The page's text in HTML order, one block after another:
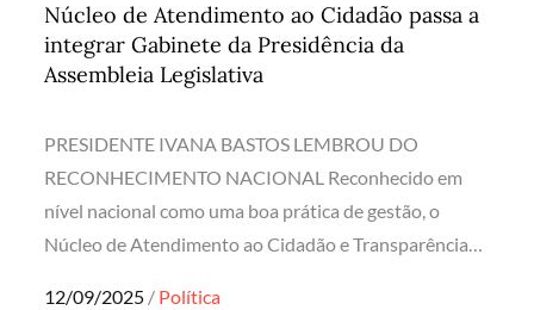
Núcleo de Atendimento ao Cidadão passa a
integrar Gabinete da Presidência da
Assembleia Legislativa
PRESIDENTE IVANA BASTOS LEMBROU DO
RECONHECIMENTO NACIONAL Reconhecido em
nível nacional como uma boa prática de gestão, o
Núcleo de Atendimento ao Cidadão e Transparência…
Posted
12/09/2025 Política